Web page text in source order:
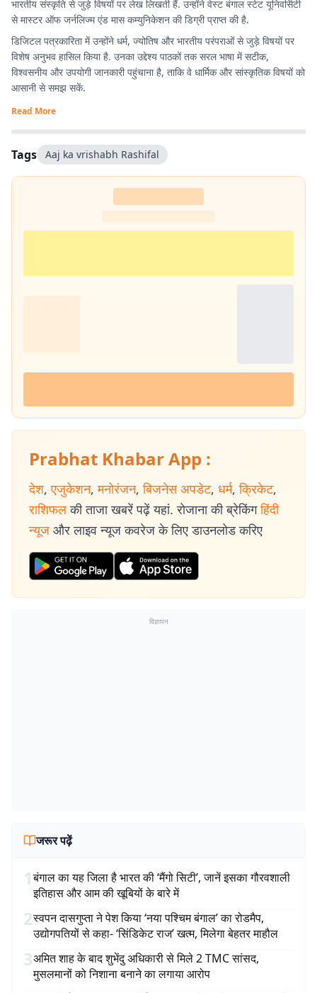
भारतीय संस्कृति से जुड़े विषयों पर लेख लिखती हैं. उन्होंने वेस्ट बंगाल स्टेट यूनिवर्सिटी
से मास्टर ऑफ जर्नलिज्म एंड मास कम्युनिकेशन की डिग्री प्राप्त की है.
डिजिटल पत्रकारिता में उन्होंने धर्म, ज्योतिष और भारतीय परंपराओं से जुड़े विषयों पर
विशेष अनुभव हासिल किया है. उनका उद्देश्य पाठकों तक सरल भाषा में सटीक,
विश्वसनीय और उपयोगी जानकारी पहुंचाना है, ताकि वे धार्मिक और सांस्कृतिक विषयों को
आसानी से समझ सकें.
Read More
Tags Aaj ka vrishabh Rashifal
Prabhat Khabar App :
देश, एजुकेशन, मनोरंजन, बिजनेस अपडेट, धर्म, क्रिकेट,
राशिफल की ताजा खबरें पढ़ें यहां. रोजाना की ब्रेकिंग हिंदी
न्यूज और लाइव न्यूज कवरेज के लिए डाउनलोड करिए
विज्ञापन
जरूर पढ़ें
1बंगाल का यह जिला है भारत की ‘मैंगो सिटी’, जानें इसका गौरवशाली
इतिहास और आम की खूबियों के बारे में
2स्वपन दासगुप्ता ने पेश किया ‘नया पश्चिम बंगाल’ का रोडमैप,
उद्योगपतियों से कहा- ‘सिंडिकेट राज’ खत्म, मिलेगा बेहतर माहौल
3अमित शाह के बाद शुभेंदु अधिकारी से मिले 2 TMC सांसद,
मुसलमानों को निशाना बनाने का लगाया आरोप